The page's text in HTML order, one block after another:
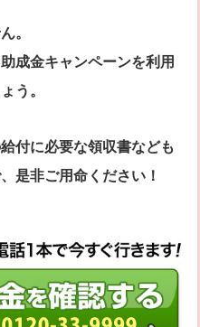
。
成金キャンペーンを利用
う。
付に必要な領収書なども
是非ご用命ください！